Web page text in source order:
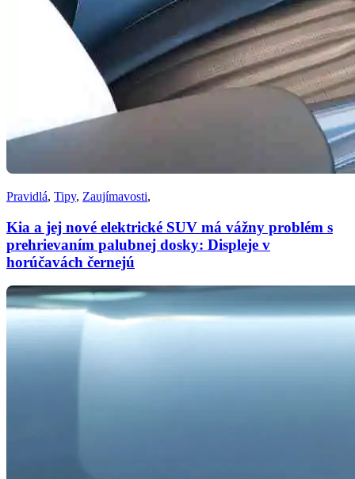
Pravidlá, Tipy, Zaujímavosti,
Kia a jej nové elektrické SUV má vážny problém s
prehrievaním palubnej dosky: Displeje v
horúčavách černejú